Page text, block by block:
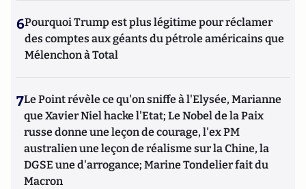
6Pourquoi Trump est plus légitime pour réclamer
des comptes aux géants du pétrole américains que
Mélenchon à Total
7Le Point révèle ce qu'on sniffe à l'Elysée, Marianne
que Xavier Niel hacke l'Etat; Le Nobel de la Paix
russe donne une leçon de courage, l'ex PM
australien une leçon de réalisme sur la Chine, la
DGSE une d'arrogance; Marine Tondelier fait du
Macron